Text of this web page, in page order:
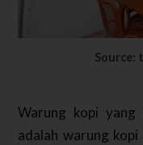
Source:
Warung kopi
adalah warung